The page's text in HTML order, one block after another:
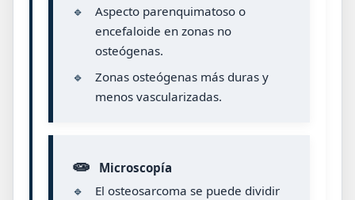
🔹
Aspecto parenquimatoso o
encefaloide en zonas no
osteógenas.
🔹
Zonas osteógenas más duras y
menos vascularizadas.
🧫
Microscopía
🔹
El osteosarcoma se puede dividir